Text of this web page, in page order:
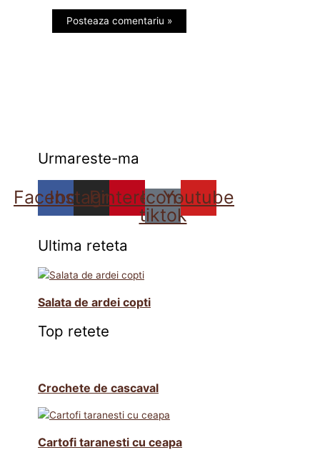
Urmareste-ma
Facebook
Instagram
Pinterest
Icon-
tiktok
Youtube
Ultima reteta
Salata de ardei copti
Top retete
Crochete de cascaval
Cartofi taranesti cu ceapa